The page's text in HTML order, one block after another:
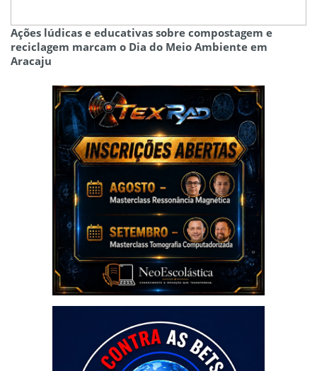
Ações lúdicas e educativas sobre compostagem e
reciclagem marcam o Dia do Meio Ambiente em
Aracaju